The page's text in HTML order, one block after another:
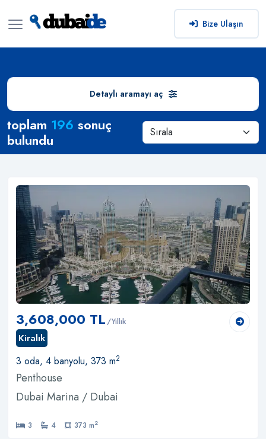
Bize Ulaşın
Arama SonuçlarıDetaylı aramayı aç
toplam 196 sonuç
bulundu
3,608,000 TL /Yıllık
Kiralık
3 oda, 4 banyolu, 373 m2
Penthouse
Dubai Marina / Dubai
3 4 373 m2